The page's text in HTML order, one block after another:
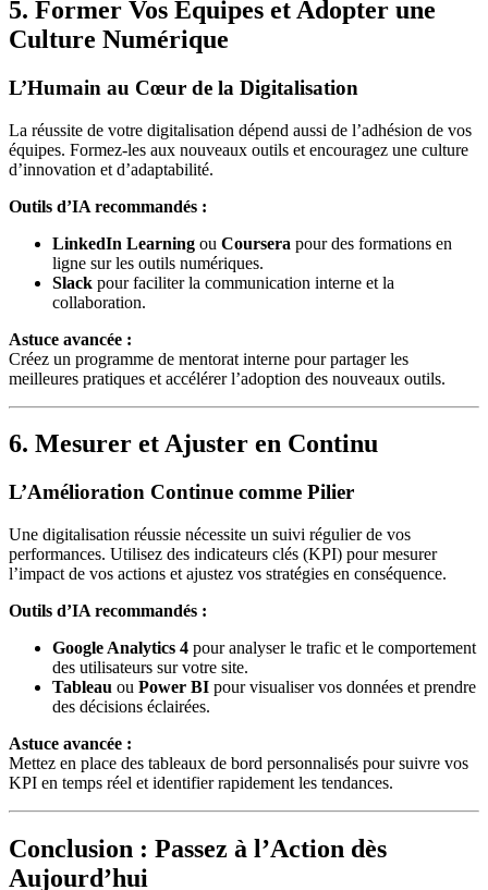
5. Former Vos Équipes et Adopter une
Culture Numérique
L’Humain au Cœur de la Digitalisation
La réussite de votre digitalisation dépend aussi de l’adhésion de vos
équipes. Formez-les aux nouveaux outils et encouragez une culture
d’innovation et d’adaptabilité.
Outils d’IA recommandés :
LinkedIn Learning ou Coursera pour des formations en
ligne sur les outils numériques.
Slack pour faciliter la communication interne et la
collaboration.
Astuce avancée :
Créez un programme de mentorat interne pour partager les
meilleures pratiques et accélérer l’adoption des nouveaux outils.
6. Mesurer et Ajuster en Continu
L’Amélioration Continue comme Pilier
Une digitalisation réussie nécessite un suivi régulier de vos
performances. Utilisez des indicateurs clés (KPI) pour mesurer
l’impact de vos actions et ajustez vos stratégies en conséquence.
Outils d’IA recommandés :
Google Analytics 4 pour analyser le trafic et le comportement
des utilisateurs sur votre site.
Tableau ou Power BI pour visualiser vos données et prendre
des décisions éclairées.
Astuce avancée :
Mettez en place des tableaux de bord personnalisés pour suivre vos
KPI en temps réel et identifier rapidement les tendances.
Conclusion : Passez à l’Action dès
Aujourd’hui